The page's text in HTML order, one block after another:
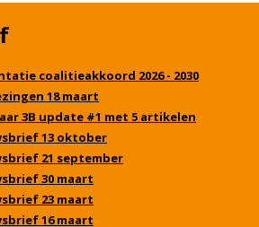
coalitieakkoord 2026 - 2030
18 maart
3B update #1 met 5 artikelen
13 oktober
21 september
30 maart
23 maart
16 maart